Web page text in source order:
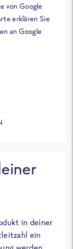
von Google
erklären Sie
an Google
in deiner
ein